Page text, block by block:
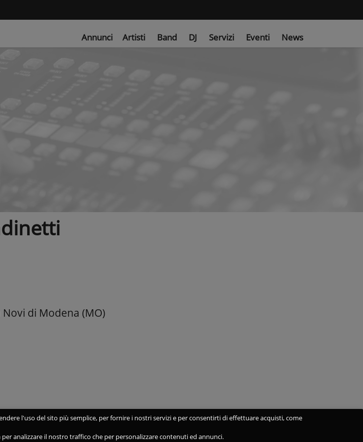
Annunci Artisti Band DJ Servizi Eventi News
di Modena (MO)
l'uso del sito più semplice, per fornire i nostri servizi e per consentirti di effettuare acquisti, come
analizzare il nostro traffico che per personalizzare contenuti ed annunci.